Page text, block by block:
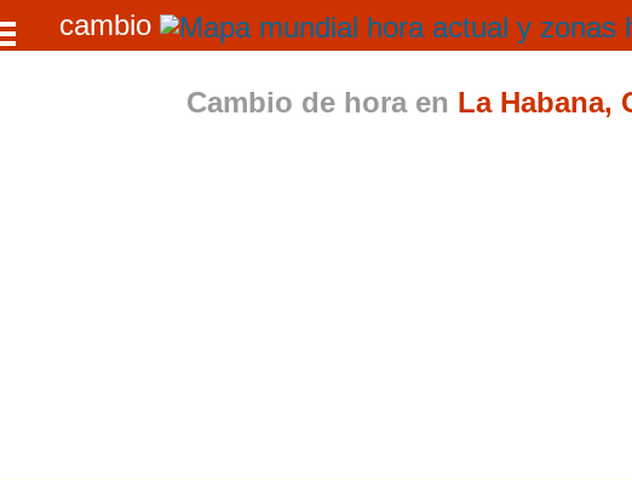
cambio
Cambio de hora en La Habana,